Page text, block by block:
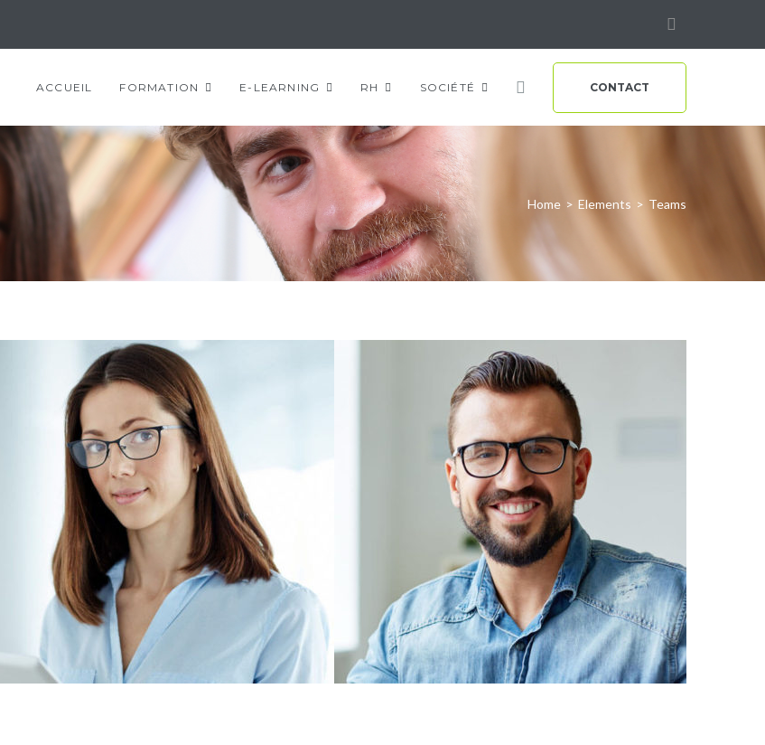
ACCUEIL FORMATION E-LEARNING RH SOCIÉTÉ CONTACT
Home > Elements > Teams